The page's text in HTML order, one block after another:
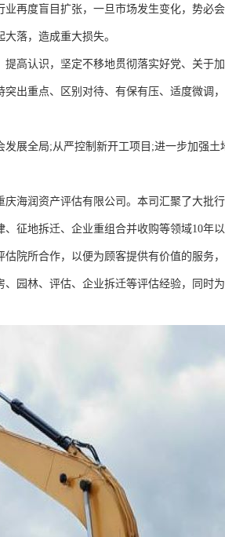
再度盲目扩张，一旦市场发生变化，势必
落，造成重大损失。
高认识，坚定不移地贯彻落实好党、关于
出重点、区别对待、有保有压、适度微调
展全局;从严控制新开工项目;进一步加强
海润资产评估有限公司。本司汇聚了大批
征地拆迁、企业重组合并收购等领域10年
院所合作，以便为顾客提供有价值的服务
园林、评估、企业拆迁等评估经验，同时